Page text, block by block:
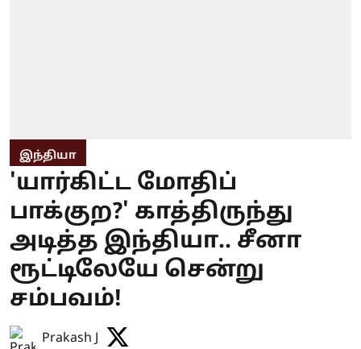
இந்தியா
'யார்கிட்ட மோதிப்
பாக்குற?' காத்திருந்து
அடித்த இந்தியா.. சீனா
ரூட்டிலேயே சென்று
சம்பவம்!
Prakash J